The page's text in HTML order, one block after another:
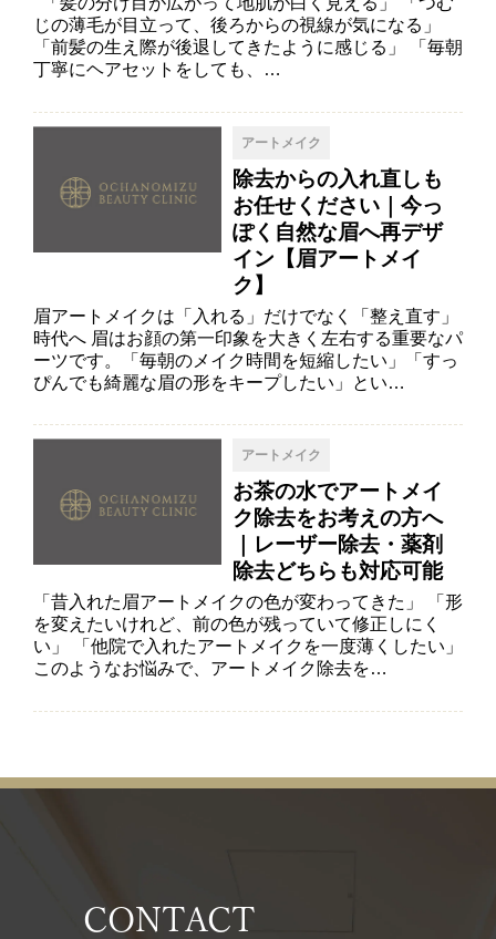
じの薄毛が目立って、後ろからの視線が気になる」
「前髪の生え際が後退してきたように感じる」 「毎朝
丁寧にヘアセットをしても、…
アートメイク
除去からの入れ直しも
お任せください｜今っ
ぽく自然な眉へ再デザ
イン【眉アートメイ
ク】
眉アートメイクは「入れる」だけでなく「整え直す」
時代へ 眉はお顔の第一印象を大きく左右する重要なパ
ーツです。「毎朝のメイク時間を短縮したい」「すっ
ぴんでも綺麗な眉の形をキープしたい」とい…
アートメイク
お茶の水でアートメイ
ク除去をお考えの方へ
｜レーザー除去・薬剤
除去どちらも対応可能
「昔入れた眉アートメイクの色が変わってきた」 「形
を変えたいけれど、前の色が残っていて修正しにく
い」 「他院で入れたアートメイクを一度薄くしたい」
このようなお悩みで、アートメイク除去を…
CONTACT